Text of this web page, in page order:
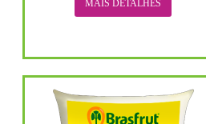
MAIS DETALHES